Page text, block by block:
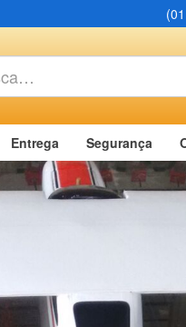
Entrega Segurança